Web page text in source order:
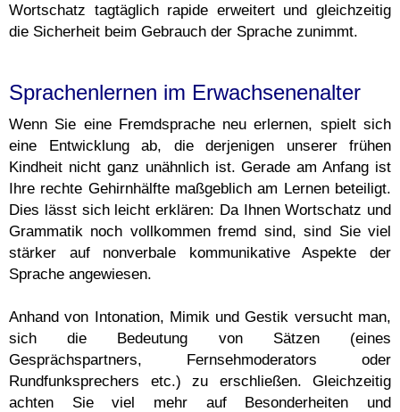
Wortschatz tagtäglich rapide erweitert und gleichzeitig
die Sicherheit beim Gebrauch der Sprache zunimmt.
Sprachenlernen im Erwachsenenalter
Wenn Sie eine Fremdsprache neu erlernen, spielt sich
eine Entwicklung ab, die derjenigen unserer frühen
Kindheit nicht ganz unähnlich ist. Gerade am Anfang ist
Ihre rechte Gehirnhälfte maßgeblich am Lernen beteiligt.
Dies lässt sich leicht erklären: Da Ihnen Wortschatz und
Grammatik noch vollkommen fremd sind, sind Sie viel
stärker auf nonverbale kommunikative Aspekte der
Sprache angewiesen.
Anhand von Intonation, Mimik und Gestik versucht man,
sich die Bedeutung von Sätzen (eines
Gesprächspartners, Fernsehmoderators oder
Rundfunksprechers etc.) zu erschließen. Gleichzeitig
achten Sie viel mehr auf Besonderheiten und